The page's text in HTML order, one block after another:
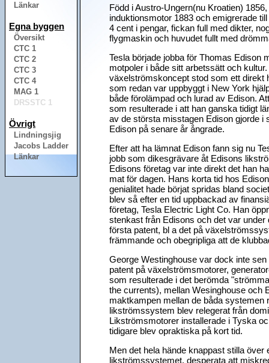
Länkar
Egna byggen
Översikt
CTC 1
CTC 2
CTC 3
CTC 4
MAG 1
DRSSTC 1
Övrigt
Lindningsjig
Jacobs Ladder
Länkar
Född i Austro-Ungern(nu Kroatien)
induktionsmotor 1883 och emigrerade
4 cent i pengar, fickan full med dikter,
flygmaskin och huvudet fullt med
Tesla började jobba för Thomas Edison
motpoler i både sitt arbetssätt och
växelströmskoncept stod som ett
som redan var uppbyggt i New York
både förolämpad och lurad av Edison.
som resulterade i att han ganska tidigt
av de största misstagen Edison gjorde i
Edison på senare år ångrade.
Efter att ha lämnat Edison fann sig nu
jobb som dikesgrävare åt Edisons
Edisons företag var inte direkt det han
mat för dagen. Hans korta tid hos
genialitet hade börjat spridas bland
blev så efter en tid uppbackad av
företag, Tesla Electric Light Co. Han
stenkast från Edisons och det var
första patent, bl a det på
främmande och obegripliga att de
George Westinghouse var dock inte
patent på växelströmsmotorer,
som resulterade i det berömda
the currents), mellan Wesinghouse och
maktkampen mellan de båda systemen
likströmssystem blev relegerat från
Likströmsmotorer installerade i Tyska
tidigare blev opraktiska på kort tid.
Men det hela hände knappast stilla över
likströmssystemet, desperata att